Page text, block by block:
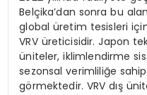
Belçika’dan sonra bu
global üretim tesisleri
VRV üreticisidir. Japon
üniteler, iklimlendirme
sezonsal verimliliğe
görmektedir. VRV dış